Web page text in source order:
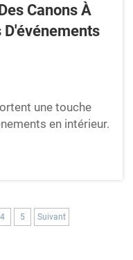
Canons À
une touche
en intérieur.
de couleur qu'un
événement scolaire
et de
désordre, s'ils ne...
4 5 Suivant